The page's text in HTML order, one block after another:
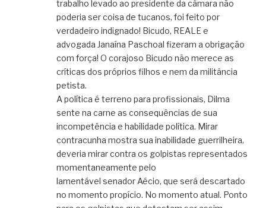
trabalho levado ao presidente da câmara não
poderia ser coisa de tucanos, foi feito por
verdadeiro indignado! Bicudo, REALE e
advogada Janaína Paschoal fizeram a obrigação
com força! O corajoso Bicudo não merece as
críticas dos próprios filhos e nem da militância
petista.
A política é terreno para profissionais, Dilma
sente na carne as consequências de sua
incompetência e habilidade política. Mirar
contracunha mostra sua inabilidade guerrilheira,
deveria mirar contra os golpistas representados
momentaneamente pelo
lamentável senador Aécio, que será descartado
no momento propício. No momento atual. Ponto